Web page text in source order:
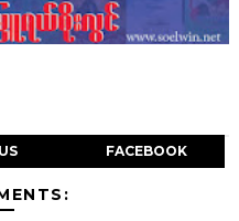
FACEBOOK